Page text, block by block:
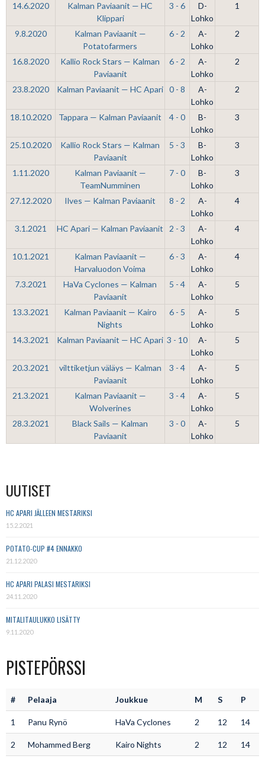
14.6.2020
Kalman Paviaanit — HC
Klippari
3 - 6
D-
Lohko
1
9.8.2020
Kalman Paviaanit —
Potatofarmers
6 - 2
A-
Lohko
2
16.8.2020
Kallio Rock Stars — Kalman
Paviaanit
6 - 2
A-
Lohko
2
23.8.2020 Kalman Paviaanit — HC Apari 0 - 8
A-
Lohko
2
18.10.2020 Tappara — Kalman Paviaanit 4 - 0
B-
Lohko
3
25.10.2020
Kallio Rock Stars — Kalman
Paviaanit
5 - 3
B-
Lohko
3
1.11.2020
Kalman Paviaanit —
TeamNumminen
7 - 0
B-
Lohko
3
27.12.2020 Ilves — Kalman Paviaanit 8 - 2
A-
Lohko
4
3.1.2021 HC Apari — Kalman Paviaanit 2 - 3
A-
Lohko
4
10.1.2021
Kalman Paviaanit —
Harvaluodon Voima
6 - 3
A-
Lohko
4
7.3.2021
HaVa Cyclones — Kalman
Paviaanit
5 - 4
A-
Lohko
5
13.3.2021
Kalman Paviaanit — Kairo
Nights
6 - 5
A-
Lohko
5
14.3.2021 Kalman Paviaanit — HC Apari 3 - 10
A-
Lohko
5
20.3.2021
vilttiketjun väläys — Kalman
Paviaanit
3 - 4
A-
Lohko
5
21.3.2021
Kalman Paviaanit —
Wolverines
3 - 4
A-
Lohko
5
28.3.2021
Black Sails — Kalman
Paviaanit
3 - 0
A-
Lohko
5
UUTISET
HC APARI JÄLLEEN MESTARIKSI
15.2.2021
POTATO-CUP #4 ENNAKKO
21.12.2020
HC APARI PALASI MESTARIKSI
24.11.2020
MITALITAULUKKO LISÄTTY
9.11.2020
PISTEPÖRSSI
# Pelaaja Joukkue M S P
1 Panu Rynö HaVa Cyclones 2 12 14
2 Mohammed Berg Kairo Nights 2 12 14